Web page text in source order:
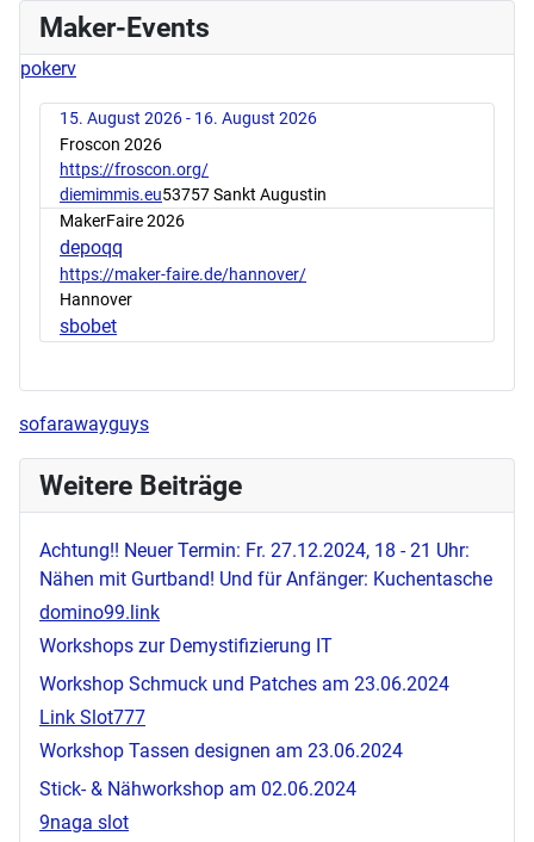
Maker-Events
pokerv
15. August 2026 - 16. August 2026
Froscon 2026
https://froscon.org/
diemimmis.eu53757 Sankt Augustin
MakerFaire 2026
depoqq
https://maker-faire.de/hannover/
Hannover
sbobet
sofarawayguys
Weitere Beiträge
Achtung!! Neuer Termin: Fr. 27.12.2024, 18 - 21 Uhr:
Nähen mit Gurtband! Und für Anfänger: Kuchentasche
domino99.link
Workshops zur Demystifizierung IT
Workshop Schmuck und Patches am 23.06.2024
Link Slot777
Workshop Tassen designen am 23.06.2024
Stick- & Nähworkshop am 02.06.2024
9naga slot